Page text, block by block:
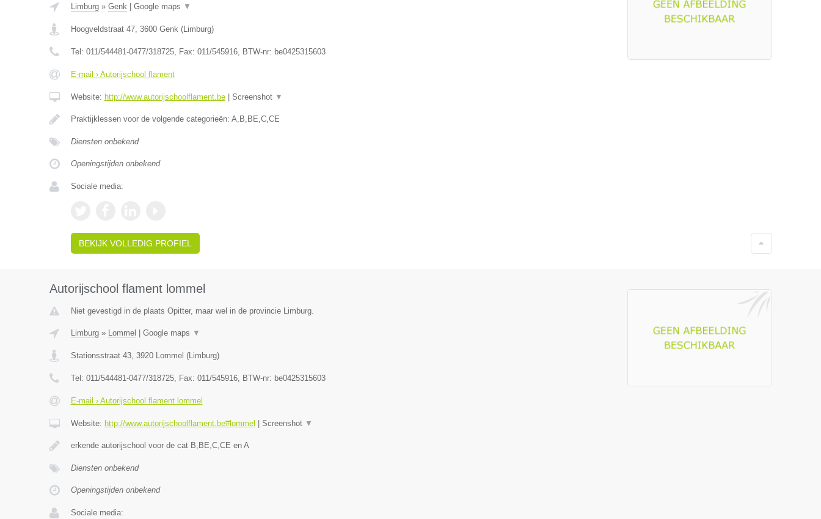
Limburg» Genk| Google maps ▼
Hoogveldstraat 47, 3600 Genk(Limburg)
Tel: 011/544481-0477/318725, Fax: 011/545916, BTW-nr: be0425315603
E-mail › Autorijschool flament
Website: http://www.autorijschoolflament.be| Screenshot ▼
Praktijklessen voor de volgende categorieën: A,B,BE,C,CE
Diensten onbekend
Openingstijden onbekend
Sociale media:
BEKIJK VOLLEDIG PROFIEL
Autorijschool flament lommel
Niet gevestigd in de plaats Opitter, maar wel in de provincie Limburg.
Limburg» Lommel Google maps ▼
Stationsstraat 43, 3920 Lommel (Limburg)
Tel: 011/544481-0477/318725, Fax: 011/545916, BTW-nr: be0425315603
E-mail › Autorijschool flament lommel
Website: http://www.autorijschoolflament.be#lommel Screenshot ▼
erkende autorijschool voor de cat B,BE,C,CE en A
Diensten onbekend
Openingstijden onbekend
Sociale media: